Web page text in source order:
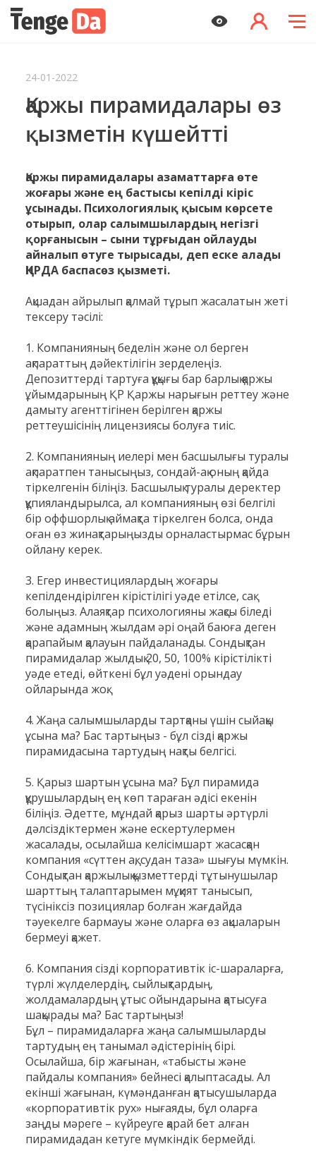
24-01-2022
Қаржы пирамидалары өз
қызметін күшейтті
Қаржы пирамидалары азаматтарға өте
жоғары және ең бастысы кепілді кіріс
ұсынады. Психологиялық қысым көрсете
отырып, олар салымшылардың негізгі
қорғанысын – сыни тұрғыдан ойлауды
айналып өтуге тырысады, деп еске алады
ҚНРДА баспасөз қызметі.
Ақшадан айрылып қалмай тұрып жасалатын жеті
тексеру тәсілі:
1. Компанияның беделін және ол берген
ақпараттың дәйектілігін зерделеңіз.
Депозиттерді тартуға құқығы бар барлық қаржы
ұйымдарының ҚР Қаржы нарығын реттеу және
дамыту агенттігінен берілген қаржы
реттеушісінің лицензиясы болуға тиіс.
2. Компанияның иелері мен басшылығы туралы
ақпаратпен танысыңыз, сондай-ақ оның қайда
тіркелгенін біліңіз. Басшылық туралы деректер
құпияландырылса, ал компанияның өзі белгілі
бір оффшорлық аймақта тіркелген болса, онда
оған өз жинақтарыңызды орналастырмас бұрын
ойлану керек.
3. Егер инвестициялардың жоғары
кепілдендірілген кірістілігі уәде етілсе, сақ
болыңыз. Алаяқтар психологияны жақсы біледі
және адамның жылдам әрі оңай баюға деген
қарапайым қалауын пайдаланады. Сондықтан
пирамидалар жылдық 20, 50, 100% кірістілікті
уәде етеді, өйткені бұл уәдені орындау
ойларында жоқ.
4. Жаңа салымшыларды тартқаны үшін сыйақы
ұсына ма? Бас тартыңыз - бұл сізді қаржы
пирамидасына тартудың нақты белгісі.
5. Қарыз шартын ұсына ма? Бұл пирамида
құрушылардың ең көп тараған әдісі екенін
біліңіз. Әдетте, мұндай қарыз шарты әртүрлі
дәлсіздіктермен және ескертулермен
жасалады, осылайша келісімшарт жасасқан
компания «сүттен ақ, судан таза» шығуы мүмкін.
Сондықтан қаржылық қызметтерді тұтынушылар
шарттың талаптарымен мұқият танысып,
түсініксіз позициялар болған жағдайда
тәуекелге бармауы және оларға өз ақшаларын
бермеуі қажет.
6. Компания сізді корпоративтік іс-шараларға,
түрлі жүлделердің, сыйлықтардың,
жолдамалардың ұтыс ойындарына қатысуға
шақырады ма? Бас тартыңыз!
Бұл – пирамидаларға жаңа салымшыларды
тартудың ең танымал әдістерінің бірі.
Осылайша, бір жағынан, «табысты және
пайдалы компания» бейнесі қалыптасады. Ал
екінші жағынан, күмәнданған қатысушыларда
«корпоративтік рух» нығаяды, бұл оларға
заңды мәреге – күйреуге қарай бет алған
пирамидадан кетуге мүмкіндік бермейді.